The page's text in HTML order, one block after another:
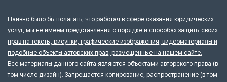
Наивно было бы полагать, что работая в сфере оказания юридических
услуг, мы не имеем представления о порядке и способах защиты своих
прав на тексты, рисунки, графические изображения, видеоматериалы и
подобные объекты авторских прав, размещенные на нашем сайте.
Все материалы данного сайта являются объектами авторского права (в
том числе дизайн). Запрещается копирование, распространение (в том